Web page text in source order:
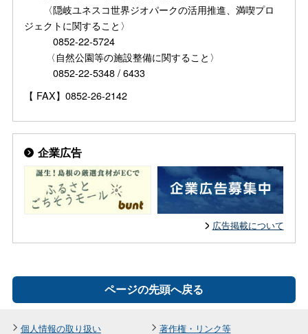
〈隠岐ユネスコ世界ジオパークの活用推進、満喫プロ
ジェクトに関すること〉
0852-22-5724
〈自然公園等の施設整備に関すること〉
0852-22-5348 / 6433
【 FAX】0852-26-2142
企業広告
広告掲載について
ページの先頭へ戻る
個人情報の取り扱い 著作権・リンク等